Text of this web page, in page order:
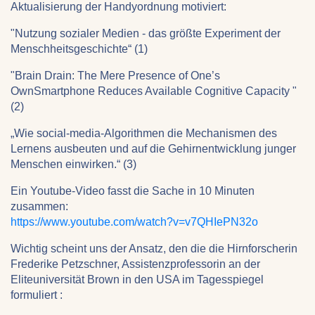
Aktualisierung der Handyordnung motiviert:
"Nutzung sozialer Medien - das größte Experiment der
Menschheitsgeschichte“ (1)
"Brain Drain: The Mere Presence of One’s
OwnSmartphone Reduces Available Cognitive Capacity "
(2)
„Wie social-media-Algorithmen die Mechanismen des
Lernens ausbeuten und auf die Gehirnentwicklung junger
Menschen einwirken.“ (3)
Ein Youtube-Video fasst die Sache in 10 Minuten
zusammen:
https://www.youtube.com/watch?v=v7QHIePN32o
Wichtig scheint uns der Ansatz, den die die Hirnforscherin
Frederike Petzschner, Assistenzprofessorin an der
Eliteuniversität Brown in den USA im Tagesspiegel
formuliert :